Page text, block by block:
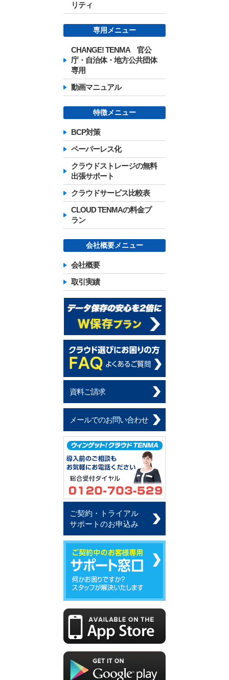
リティ
専用メニュー
CHANGE! TENMA 官公
庁・自治体・地方公共団体
専用
動画マニュアル
特徴メニュー
BCP対策
ペーパーレス化
クラウドストレージの無料
出張サポート
クラウドサービス比較表
CLOUD TENMAの料金プ
ラン
会社概要メニュー
会社概要
取引実績
資料ご請求
メールでのお問い合わせ
ご契約・トライアル
サポートのお申込み